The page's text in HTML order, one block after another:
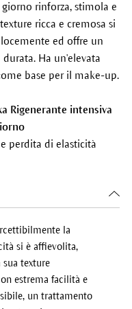
rinforza, stimola e
ricca e cremosa si
ed offre un
Ha un'elevata
base per il make-up.
Rigenerante intensiva
perdita di elasticità
la
si è affievolita,
sua texture
estrema facilità e
un trattamento